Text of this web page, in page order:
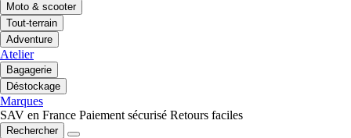
Moto & scooter
Tout-terrain
Adventure
Atelier
Bagagerie
Déstockage
Marques
SAV en France Paiement sécurisé Retours faciles
Rechercher